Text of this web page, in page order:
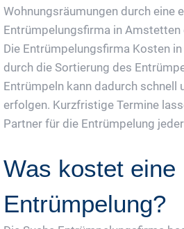
Wohnungsräumungen durch eine
Entrümpelungsfirma in
Die Entrümpelungsfirma Kosten
durch die Sortierung des
Entrümpeln kann dadurch schnell
erfolgen. Kurzfristige Termine
Partner für die Entrümpelung
Was kostet eine
Entrümpelung?